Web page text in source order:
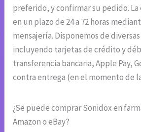
preferido, y confirmar su pedido. La
en un plazo de 24 a 72 horas
mensajería. Disponemos de
incluyendo tarjetas de crédito y
transferencia bancaria, Apple Pay,
contra entrega (en el momento de
¿Se puede comprar Sonidox en
Amazon o eBay?